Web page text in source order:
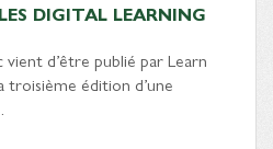
DIGITAL LEARNING
d’être publié par Learn
troisième édition d’une